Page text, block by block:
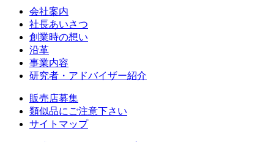
会社案内
社長あいさつ
創業時の想い
沿革
事業内容
研究者・アドバイザー紹介
販売店募集
類似品にご注意下さい
サイトマップ